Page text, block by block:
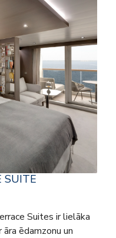
SUITE
Suites ir lielāka
ēdamzonu un